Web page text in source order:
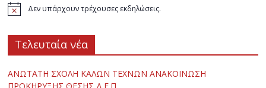
Δεν υπάρχουν τρέχουσες εκδηλώσεις.
Τελευταία νέα
ΑΝΩΤΑΤΗ ΣΧΟΛΗ ΚΑΛΩΝ ΤΕΧΝΩΝ ΑΝΑΚΟΙΝΩΣΗ